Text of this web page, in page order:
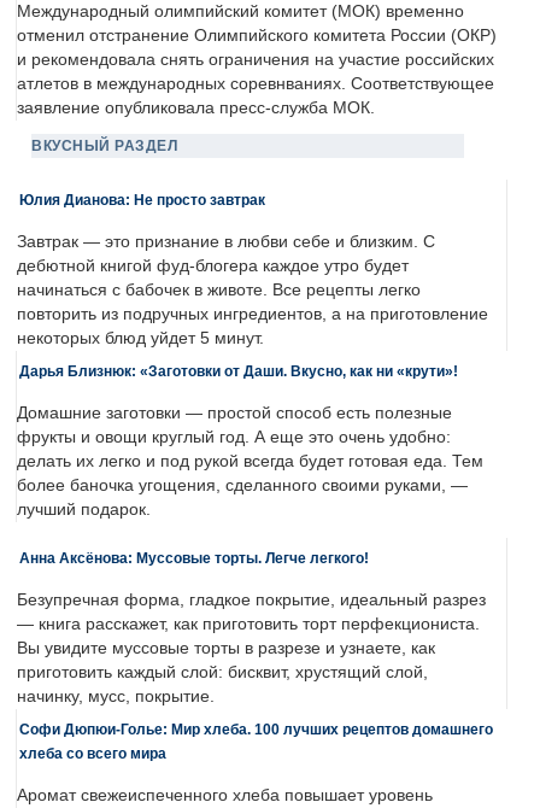
Международный олимпийский комитет (МОК) временно
отменил отстранение Олимпийского комитета России (ОКР)
и рекомендовала снять ограничения на участие российских
атлетов в международных соревнваниях. Соответствующее
заявление опубликовала пресс-служба МОК.
ВКУСНЫЙ РАЗДЕЛ
Юлия Дианова: Не просто завтрак
Завтрак — это признание в любви себе и близким. С
дебютной книгой фуд-блогера каждое утро будет
начинаться с бабочек в животе. Все рецепты легко
повторить из подручных ингредиентов, а на приготовление
некоторых блюд уйдет 5 минут.
Дарья Близнюк: «Заготовки от Даши. Вкусно, как ни «крути»!
Домашние заготовки — простой способ есть полезные
фрукты и овощи круглый год. А еще это очень удобно:
делать их легко и под рукой всегда будет готовая еда. Тем
более баночка угощения, сделанного своими руками, —
лучший подарок.
Анна Аксёнова: Муссовые торты. Легче легкого!
Безупречная форма, гладкое покрытие, идеальный разрез
— книга расскажет, как приготовить торт перфекциониста.
Вы увидите муссовые торты в разрезе и узнаете, как
приготовить каждый слой: бисквит, хрустящий слой,
начинку, мусс, покрытие.
Софи Дюпюи-Голье: Мир хлеба. 100 лучших рецептов домашнего
хлеба со всего мира
Аромат свежеиспеченного хлеба повышает уровень